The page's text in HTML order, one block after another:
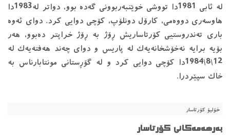
لە ئابی 1981دا تووشی خوێنبەربوونی گەدە بوو، دواتر لە1983دا
هاوسەری دووەمی، کارۆل دونلۆپ، کۆچی دوایی کرد. دوای ئەوە
باری تەندروستیی كۆرتاساریش ڕۆژ بە ڕۆژ خراپتر دەبوو، هەر
بۆیە برایە نەخۆشخانەیەك لە پاریس و دوای چەند هەفتەیەك لە
12\8\1984دا كۆچی دوایی كرد و لە گۆڕستانی مونتابارناس بە
خاک سپێردرا.
خۆلیۆ كۆرتاسار
بەرهەمەكانی كۆرتاسار